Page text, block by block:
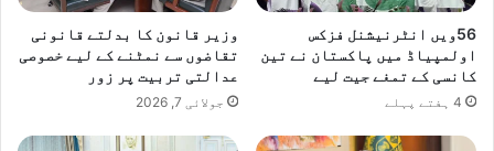
​56ویں انٹرنیشنل فزکس
اولمپیاڈ میں پاکستان نے تین
کانسی کے تمغے جیت لیے
4 ہفتے پہلے
وزیر قانون کا بدلتے قانونی
تقاضوں سے نمٹنے کے لیے خصوصی
عدالتی تربیت پر زور
جولائی 7, 2026